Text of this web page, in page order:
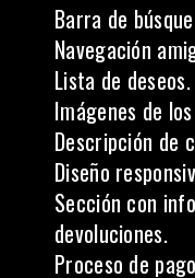
Barra de
Navegación
Lista de deseos.
Imágenes de
Descripción de
Diseño
Sección con
devoluciones.
Proceso de